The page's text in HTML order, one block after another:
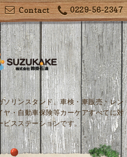
0229-56-2347
Contact
リンスタンド。車検・車販売・レン
ヤ・自動車保険等カーケアすべてに対
ビスステーションです。